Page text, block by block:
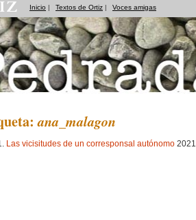
Inicio | Textos de Ortiz | Voces amigas
ana_malagon
Las vicisitudes de un corresponsal autónomo